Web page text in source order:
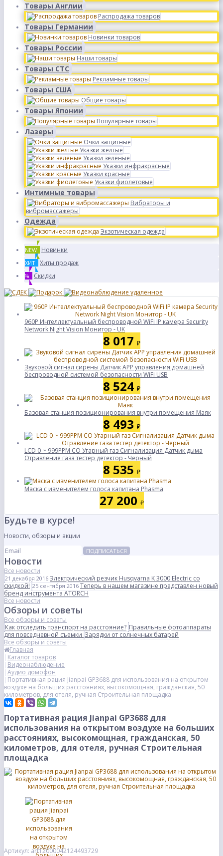
Товары Англии
Распродажа товаров
Товары Германии
Новинки товаров
Товары России
Наши товары
Товары СТС
Рекламные товары
Товары США
Общие товары
Товары Японии
Популярные товары
Лазеры
Очки защитные
Указки желтые
Указки зелёные
Указки инфракрасные
Указки красные
Указки фиолетовые
Интимные товары
Вибраторы и
вибромассажеры
Одежда
Экзотическая одежда
NEW Новинки
ХИТ Хиты продаж
% Скидки
960P Интеллектуальный беспроводной WiFi IP камера Security
Network Night Vision Монитор - UK
8 017 ₽
Звуковой сигнал сирены Датчик APP управления домашней
беспроводной системой безопасности WiFi USB
8 524 ₽
Базовая станция позиционирования внутри помещения Маяк
8 493 ₽
LCD 0 ~ 999PPM CO Угарный газ Сигнализация Датчик дыма
Отравление газа тестер детектор - Черный
8 535 ₽
Маска с изменителем голоса капитана Phasma
27 200 ₽
Будьте в курсе!
Новости, обзоры и акции
ПОДПИСАТЬСЯ
Новости
Все новости
21 декабря 2016 Электрический резчик Husqvarna K 3000 Electric со
скидкой! 25 сентября 2016 Теперь в нашем магазине представлен новый
бренд инструмента ATORCH
Все новости
Обзоры и советы
Все обзоры и советы
Как отследить транспорт на расстояние? Правильные фотоаппараты
для повседневной съемкиЗарядки от солнечных батарей
Все обзоры и советы
Главная
Каталог товаров
Видеонаблюдение
Аудио домофон
Портативная рация Jianpai GP3688 для использования на открытом
воздухе на больших расстояниях, высокомощная, гражданская, 50
километров, для отеля, ручная Строительная площадка
Портативная рация Jianpai GP3688 для
использования на открытом воздухе на больших
расстояниях, высокомощная, гражданская, 50
километров, для отеля, ручная Строительная
площадка
Артикул: art12000042124493729